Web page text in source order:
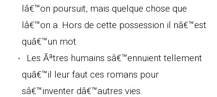
lâ€™on poursuit, mais quelque chose que
lâ€™on a. Hors de cette possession il nâ€™est
quâ€™un mot.
Les Ãªtres humains sâ€™ennuient tellement
quâ€™il leur faut ces romans pour
sâ€™inventer dâ€™autres vies.